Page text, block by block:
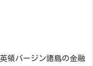
領バージン諸島の金融